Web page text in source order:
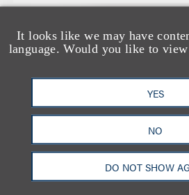
It looks like we may have
language. Would you like to
YES
NO
DO NOT SHOW
芝加哥
华盛顿特区
旧金山
香港